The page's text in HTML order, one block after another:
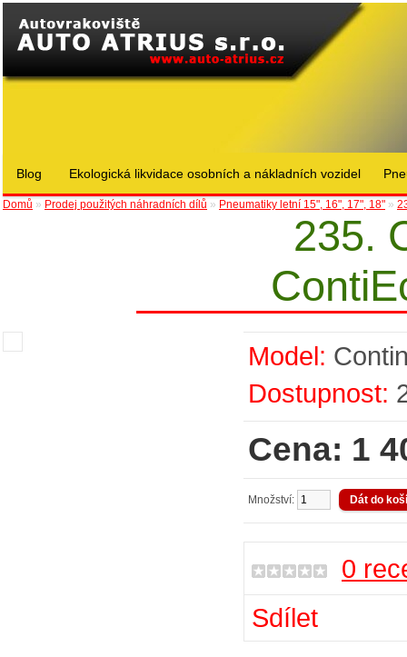
Blog Ekologická likvidace osobních a nákladních vozidel
Domů » Prodej použitých náhradních dílů » Pneumatiky letní 15", 16", 17", 18" »
235.
Model:
Dostupnost:
Cena: 1
Množství:
0
Sdílet